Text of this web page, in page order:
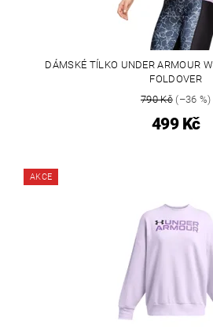
DÁMSKÉ TÍLKO UNDER ARMOUR
FOLDOVER
790 Kč(–36 %)
499 Kč
AKCE